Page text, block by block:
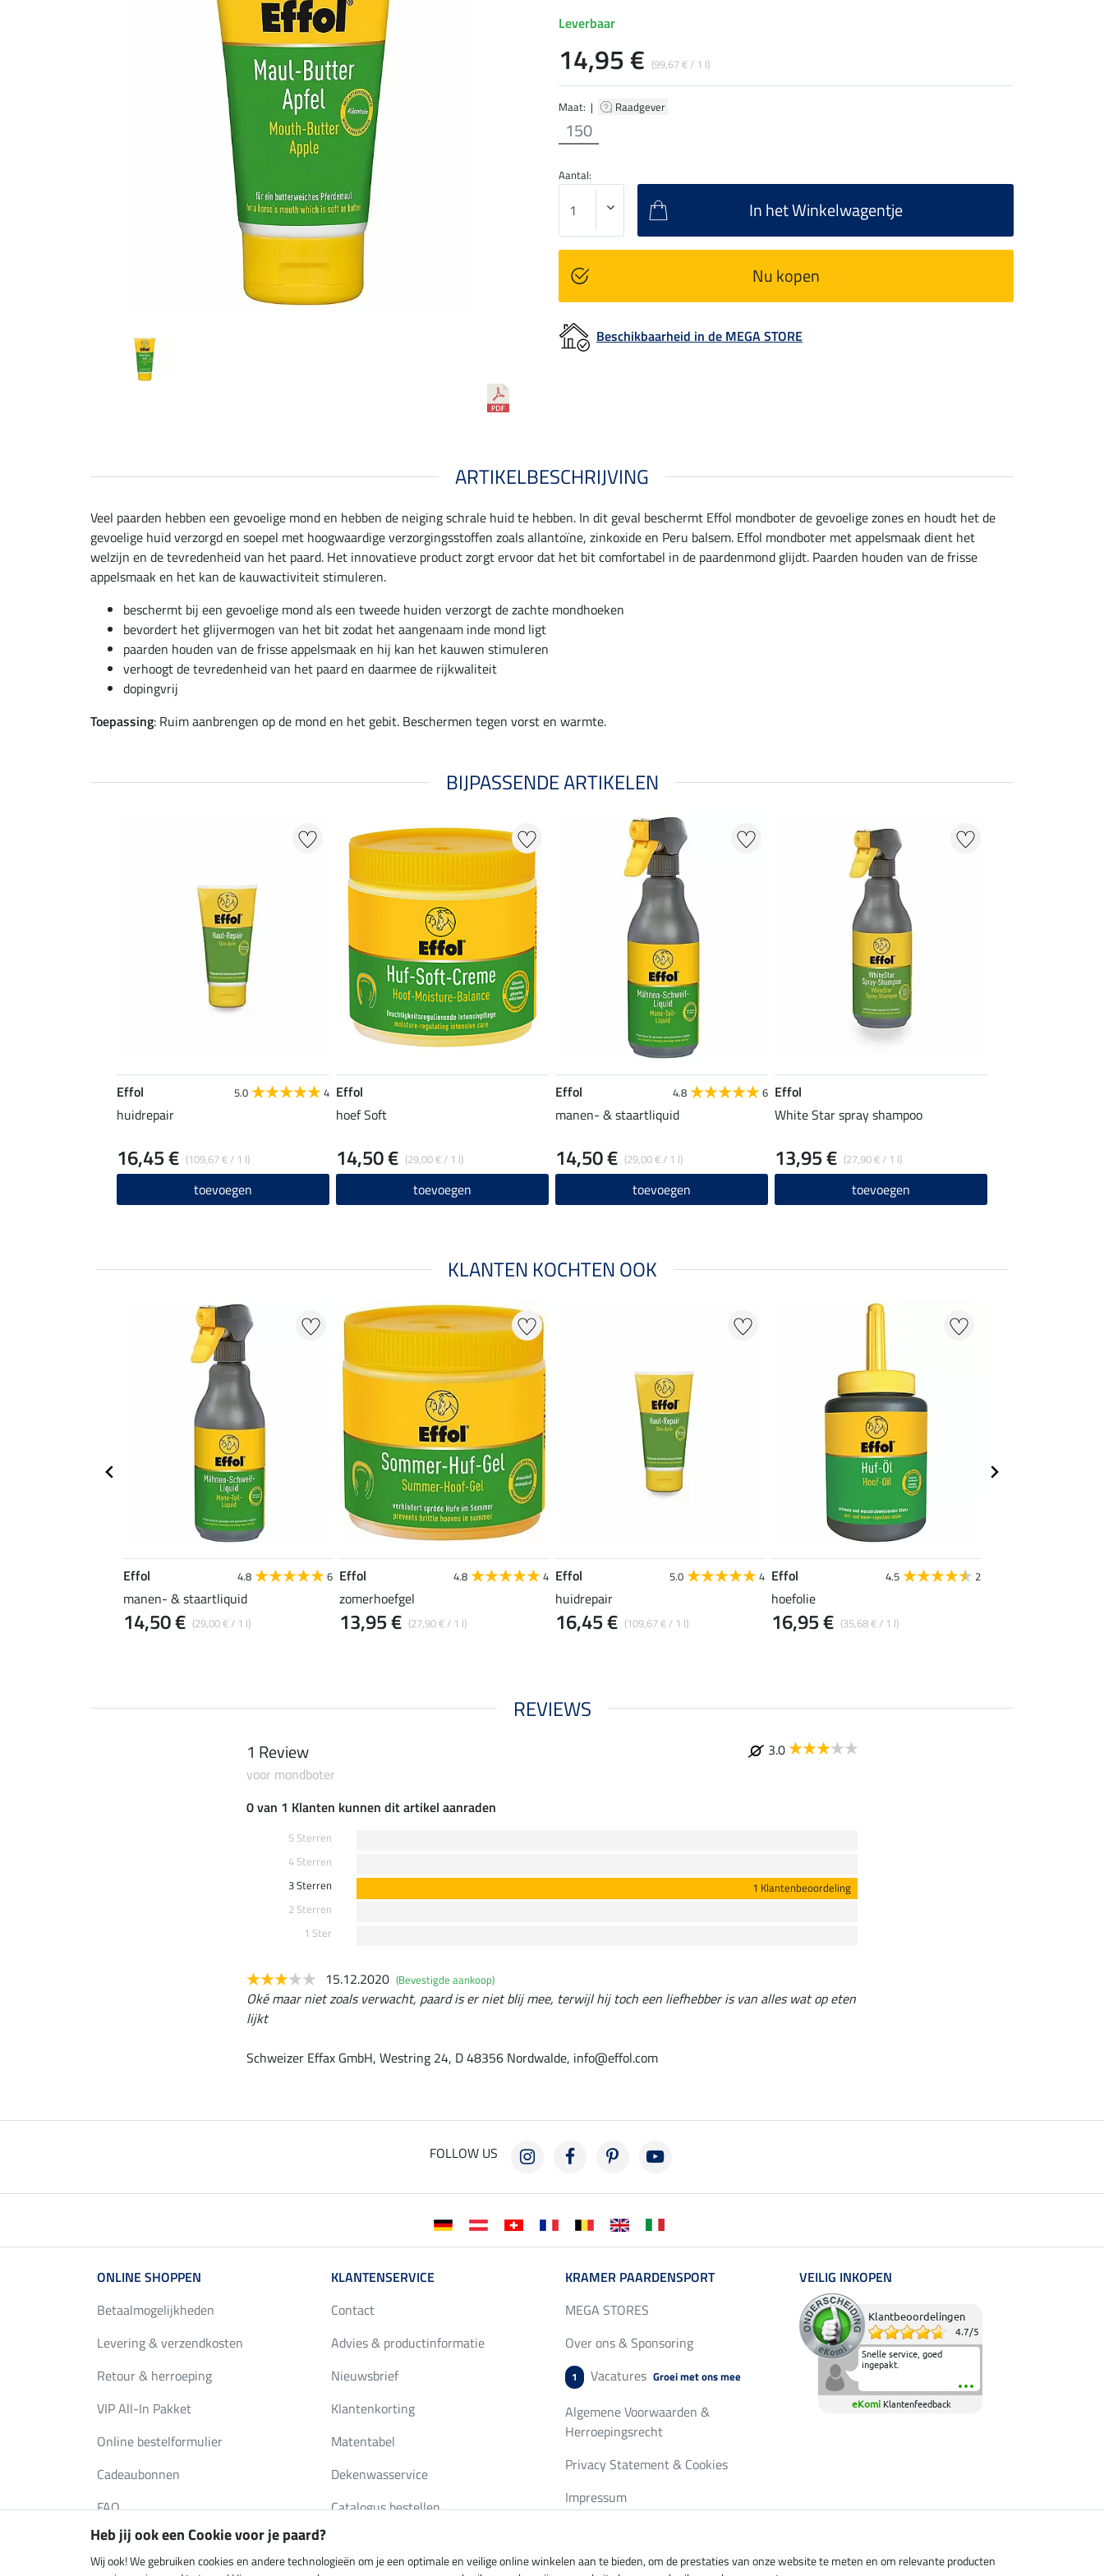
Maat: | Raadgever
150
Leverbaar
14,95 € (99,67 € / 1 l)
Aantal:
In het Winkelwagentje
Nu kopen
Beschikbaarheid in de MEGA STORE
ARTIKELBESCHRIJVING
Veel paarden hebben een gevoelige mond en hebben de neiging schrale huid te hebben. In dit geval beschermt Effol mondboter de gevoelige zones en houdt het de
gevoelige huid verzorgd en soepel met hoogwaardige verzorgingsstoffen zoals allantoïne, zinkoxide en Peru balsem. Effol mondboter met appelsmaak dient het
welzijn en de tevredenheid van het paard. Het innovatieve product zorgt ervoor dat het bit comfortabel in de paardenmond glijdt. Paarden houden van de frisse
appelsmaak en het kan de kauwactiviteit stimuleren.
beschermt bij een gevoelige mond als een tweede huiden verzorgt de zachte mondhoeken
bevordert het glijvermogen van het bit zodat het aangenaam inde mond ligt
paarden houden van de frisse appelsmaak en hij kan het kauwen stimuleren
verhoogt de tevredenheid van het paard en daarmee de rijkwaliteit
dopingvrij
Toepassing: Ruim aanbrengen op de mond en het gebit. Beschermen tegen vorst en warmte.
BIJPASSENDE ARTIKELEN
Effol 5.0 4
huidrepair
(109,67 € / 1 l)
16,45 €
toevoegen
Effol
hoef Soft
(29,00 € / 1 l)
14,50 €
toevoegen
Effol 4.8 6
manen- & staartliquid
(29,00 € / 1 l)
14,50 €
toevoegen
Effol
White Star spray shampoo
(27,90 € / 1 l)
13,95 €
toevoegen
KLANTEN KOCHTEN OOK
Effol 4.8 6
manen- & staartliquid
(29,00 € / 1 l)
14,50 €
Effol 4.8 4
zomerhoefgel
(27,90 € / 1 l)
13,95 €
Effol 5.0 4
huidrepair
(109,67 € / 1 l)
16,45 €
Effol 4.5 2
hoefolie
(35,68 € / 1 l)
16,95 €
REVIEWS
1 Review
3.0
voor mondboter
0 van 1 Klanten kunnen dit artikel aanraden
5 Sterren
4 Sterren
3 Sterren
1 Klantenbeoordeling
2 Sterren
1 Ster
15.12.2020 (Bevestigde aankoop)
Oké maar niet zoals verwacht, paard is er niet blij mee, terwijl hij toch een liefhebber is van alles wat op eten
lijkt
Schweizer Effax GmbH, Westring 24, D 48356 Nordwalde, info@effol.com
FOLLOW US
ONLINE SHOPPEN
Betaalmogelijkheden
Levering & verzendkosten
Retour & herroeping
VIP All-In Pakket
Online bestelformulier
Cadeaubonnen
FAQ
KLANTENSERVICE
Contact
Advies & productinformatie
Nieuwsbrief
Klantenkorting
Matentabel
Dekenwasservice
Catalogus bestellen
KRAMER PAARDENSPORT
MEGA STORES
Over ons & Sponsoring
1 Vacatures Groei met ons mee
Algemene Voorwaarden &
Herroepingsrecht
Privacy Statement & Cookies
Impressum
VEILIG INKOPEN
Klantbeoordelingen
4.7/5
Snelle service, goed
ingepakt.
eKomi Klantenfeedback
Heb jij ook een Cookie voor je paard?
Wij ook! We gebruiken cookies en andere technologieën om je een optimale en veilige online winkelen aan te bieden, om de prestaties van onze website te meten en om relevante producten